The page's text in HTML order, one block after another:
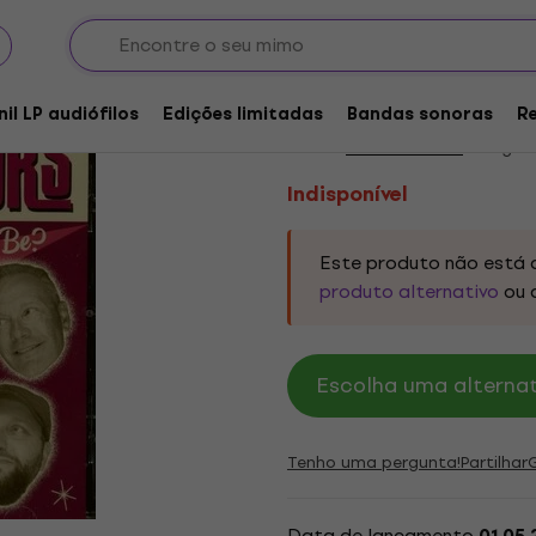
LP audiófilos Edições limitadas Bandas sonoras
Indisponível
The Toreadors -
Indisponível
Este produto não está
produto alternativo ou
Escolha uma
Tenho uma pergunta!Partilhar